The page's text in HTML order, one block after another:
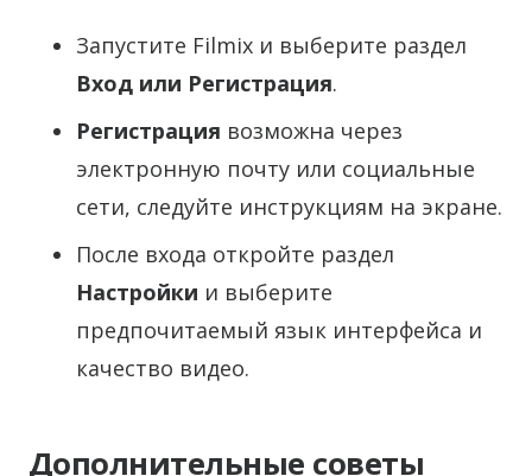
Запустите Filmix и выберите раздел
Вход или Регистрация.
Регистрация возможна через
электронную почту или социальные
сети, следуйте инструкциям на экране.
После входа откройте раздел
Настройки и выберите
предпочитаемый язык интерфейса и
качество видео.
Дополнительные советы